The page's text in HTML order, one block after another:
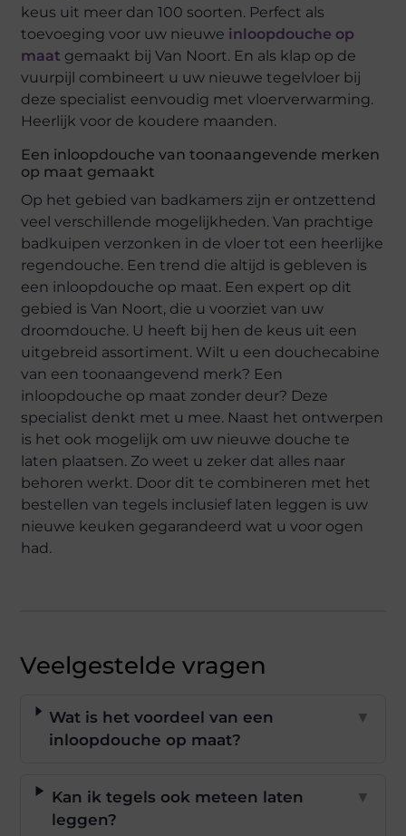
keus uit meer dan 100 soorten. Perfect als
toevoeging voor uw nieuwe inloopdouche op
maat gemaakt bij Van Noort. En als klap op de
vuurpijl combineert u uw nieuwe tegelvloer bij
deze specialist eenvoudig met vloerverwarming.
Heerlijk voor de koudere maanden.
Een inloopdouche van toonaangevende merken
op maat gemaakt
Op het gebied van badkamers zijn er ontzettend
veel verschillende mogelijkheden. Van prachtige
badkuipen verzonken in de vloer tot een heerlijke
regendouche. Een trend die altijd is gebleven is
een inloopdouche op maat. Een expert op dit
gebied is Van Noort, die u voorziet van uw
droomdouche. U heeft bij hen de keus uit een
uitgebreid assortiment. Wilt u een douchecabine
van een toonaangevend merk? Een
inloopdouche op maat zonder deur? Deze
specialist denkt met u mee. Naast het ontwerpen
is het ook mogelijk om uw nieuwe douche te
laten plaatsen. Zo weet u zeker dat alles naar
behoren werkt. Door dit te combineren met het
bestellen van tegels inclusief laten leggen is uw
nieuwe keuken gegarandeerd wat u voor ogen
had.
Veelgestelde vragen
Wat is het voordeel van een
inloopdouche op maat?
▼
Kan ik tegels ook meteen laten
leggen?
▼